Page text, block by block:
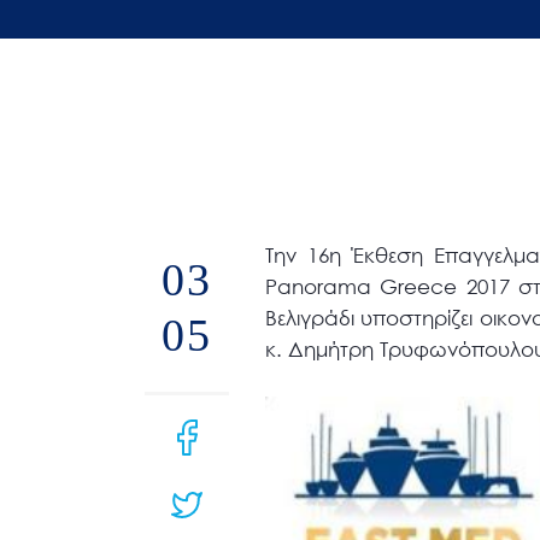
03
05
Την 16η Έκθεση
Panorama Greece 2017
Βελιγράδι υποστηρίζει
κ. Δημήτρη